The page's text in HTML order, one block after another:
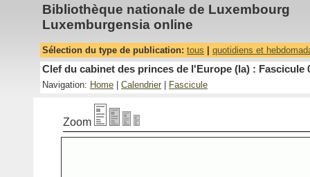
Bibliothèque nationale de Luxembourg
Luxemburgensia online
Sélection du type de publication: tous quotidiens et
Clef du cabinet des princes de l'Europe (la) : Fascicule
Navigation: Home Calendrier Fascicule
Zoom